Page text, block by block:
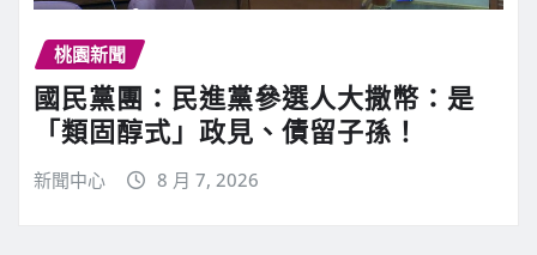
桃園新聞
國民黨團：民進黨參選人大撒幣：是
「類固醇式」政見、債留子孫！
新聞中心 8 月 7, 2026